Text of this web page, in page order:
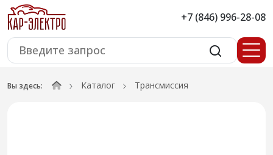
+7 (846) 996-28-08
Вы здесь: Каталог Трансмиссия